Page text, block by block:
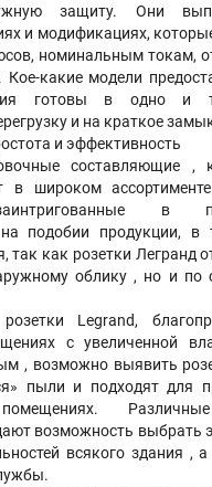
защиту. Они
и модификациях,
номинальным токам,
какие модели
готовы в одно и
и на краткое
и эффективность
составляющие ,
в широком
в
на подобии продукции,
так как розетки Легранд
облику , но и по
Legrand,
с увеличенной
, возможно выявить
пыли и подходят для
возможность выбрать
всякого здания ,